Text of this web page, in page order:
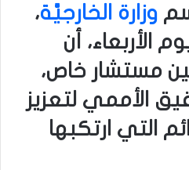
وزارة الخارجيَّة،
الأربعاء، أن
مستشار خاص،
الأممي لتعزيز
التي ارتكبها